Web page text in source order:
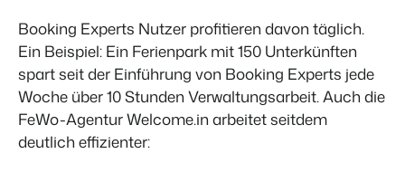
Booking Experts Nutzer profitieren davon täglich.
Ein Beispiel: Ein Ferienpark mit 150 Unterkünften
spart seit der Einführung von Booking Experts jede
Woche über 10 Stunden Verwaltungsarbeit. Auch die
FeWo-Agentur Welcome.in arbeitet seitdem
deutlich effizienter: